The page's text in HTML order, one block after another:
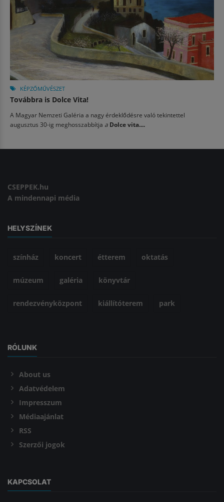
KÉPZŐMŰVÉSZET
Továbbra is Dolce Vita!
A Magyar Nemzeti Galéria a nagy érdeklődésre való tekintettel
augusztus 30-ig meghosszabbítja a Dolce vita....
CSEPPEK.hu
A mindennapi média
HELYSZÍNEK
színház koncert étterem oktatás
múzeum galéria könyvtár
rendezvényközpont kiállítóterem park
RÓLUNK
About us
Adatvédelem
Impresszum
Médiaajánlat
RSS
Szerzői jogok
KAPCSOLAT